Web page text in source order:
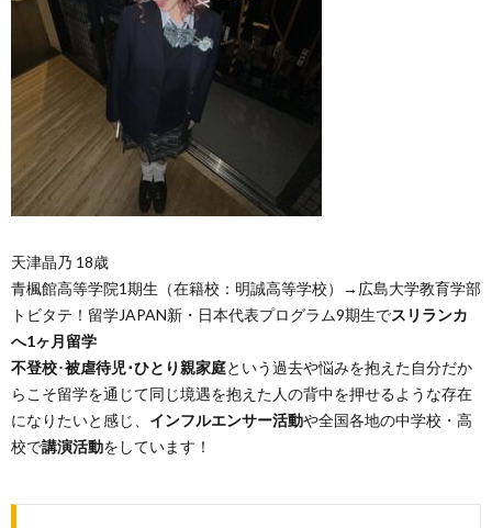
天津晶乃 18歳
青楓館高等学院1期生（在籍校：明誠高等学校）→広島大学教育学部
トビタテ！留学JAPAN新・日本代表プログラム9期生でスリランカ
へ1ヶ月留学
不登校･被虐待児･ひとり親家庭という過去や悩みを抱えた自分だか
らこそ留学を通じて同じ境遇を抱えた人の背中を押せるような存在
になりたいと感じ、 インフルエンサー活動や全国各地の中学校・高
校で講演活動をしています！